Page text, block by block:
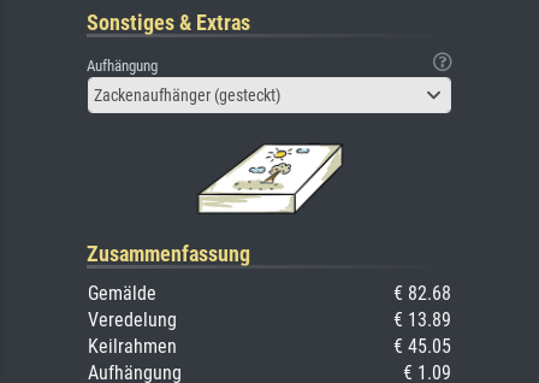
Sonstiges & Extras
Aufhängung
Zackenaufhänger (gesteckt)
Zusammenfassung
Gemälde
€ 82.68
Veredelung
€ 13.89
Keilrahmen
€ 45.05
Aufhängung
€ 1.09